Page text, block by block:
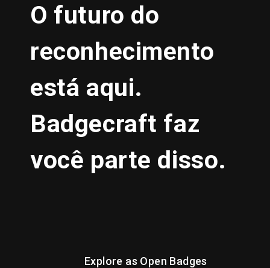
O futuro do
reconhecimento
está aqui.
Badgecraft faz
você parte disso.
Explore as Open Badges